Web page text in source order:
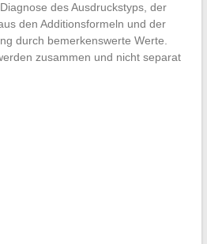
des Ausdruckstyps, der
den Additionsformeln und der
durch bemerkenswerte Werte.
zusammen und nicht separat